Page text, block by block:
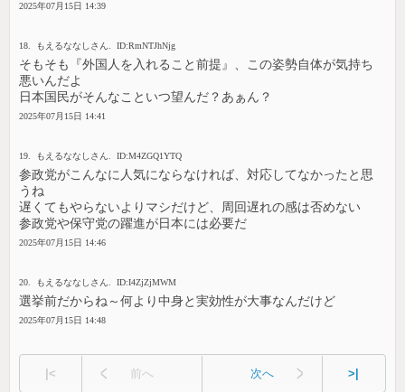
2025年07月15日 14:39
18. もえるななしさん. ID:RmNTJhNjg
そもそも『外国人を入れること前提』、この姿勢自体が気持ち
悪いんだよ
日本国民がそんなこといつ望んだ？あぁん？
2025年07月15日 14:41
19. もえるななしさん. ID:M4ZGQ1YTQ
参政党がこんなに人気にならなければ、対応してなかったと思
うね
遅くてもやらないよりマシだけど、周回遅れの感は否めない
参政党や保守党の躍進が日本には必要だ
2025年07月15日 14:46
20. もえるななしさん. ID:I4ZjZjMWM
選挙前だからね～何より中身と実効性が大事なんだけど
2025年07月15日 14:48
|< 前へ 次へ >|